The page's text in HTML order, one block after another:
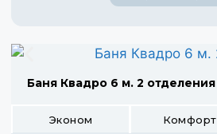
Баня Квадро 6 м. 2 отделения
Эконом Комфорт